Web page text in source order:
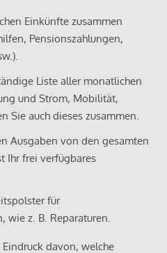
Einkünfte zusammen
Pensionszahlungen,
Liste aller monatlichen
und Strom, Mobilität,
Sie auch dieses zusammen.
Ausgaben von den gesamten
Ihr frei verfügbares
für
wie z. B. Reparaturen.
davon, welche